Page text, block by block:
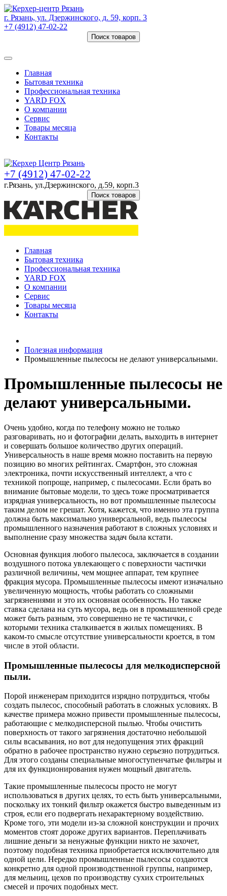
г. Рязань, ул. Дзержинского, д. 59, корп. 3
+7 (4912) 47-02-22
Поиск товаров
Главная
Бытовая техника
Профессиональная техника
YARD FOX
О компании
Сервис
Товары месяца
Контакты
+7 (4912) 47-02-22
г.Рязань, ул.Дзержинского, д.59, корп.3
Поиск товаров
Главная
Бытовая техника
Профессиональная техника
YARD FOX
О компании
Сервис
Товары месяца
Контакты
Полезная информация
Промышленные пылесосы не делают универсальными.
Промышленные пылесосы не
делают универсальными.
Очень удобно, когда по телефону можно не только
разговаривать, но и фотографии делать, выходить в интернет
и совершать большое количество других операций.
Универсальность в наше время можно поставить на первую
позицию во многих рейтингах. Смартфон, это сложная
электроника, почти искусственный интеллект, а что с
техникой попроще, например, с пылесосами. Если брать во
внимание бытовые модели, то здесь тоже просматривается
изрядная универсальность, но вот промышленные пылесосы
таким делом не грешат. Хотя, кажется, что именно эта группа
должна быть максимально универсальной, ведь пылесосы
промышленного назначения работают в сложных условиях и
выполнение сразу множества задач была кстати.
Основная функция любого пылесоса, заключается в создании
воздушного потока увлекающего с поверхности частички
различной величины, чем мощнее аппарат, тем крупнее
фракция мусора. Промышленные пылесосы имеют изначально
увеличенную мощность, чтобы работать со сложными
загрязнениями и это их основная особенность. Но также
ставка сделана на суть мусора, ведь он в промышленной среде
может быть разным, это совершенно не те частички, с
которыми техника сталкивается в жилых помещениях. В
каком-то смысле отсутствие универсальности кроется, в том
числе в этой области.
Промышленные пылесосы для мелкодисперсной
пыли.
Порой инженерам приходится изрядно потрудиться, чтобы
создать пылесос, способный работать в сложных условиях. В
качестве примера можно привести промышленные пылесосы,
работающие с мелкодисперсной пылью. Чтобы очистить
поверхность от такого загрязнения достаточно небольшой
силы всасывания, но вот для недопущения этих фракций
обратно в рабочее пространство нужно серьезно потрудиться.
Для этого созданы специальные многоступенчатые фильтры и
для их функционирования нужен мощный двигатель.
Такие промышленные пылесосы просто не могут
использоваться в других целях, то есть быть универсальными,
поскольку их тонкий фильтр окажется быстро выведенным из
строя, если его подвергать нехарактерному воздействию.
Кроме того, эти модели из-за сложной конструкции и прочих
моментов стоят дороже других вариантов. Переплачивать
лишние деньги за ненужные функции никто не захочет,
поэтому подобная техника приобретается исключительно для
одной цели. Нередко промышленные пылесосы создаются
конкретно для одной производственной группы, например,
для мельниц, цехов по производству сухих строительных
смесей и прочих подобных мест.